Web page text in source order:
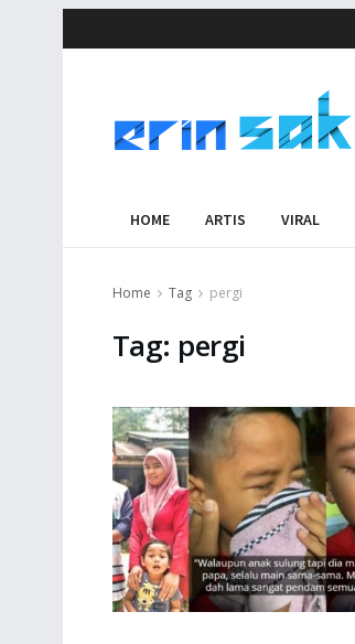
HOME ARTIS VIRAL
Home Tag pergi
Tag: pergi